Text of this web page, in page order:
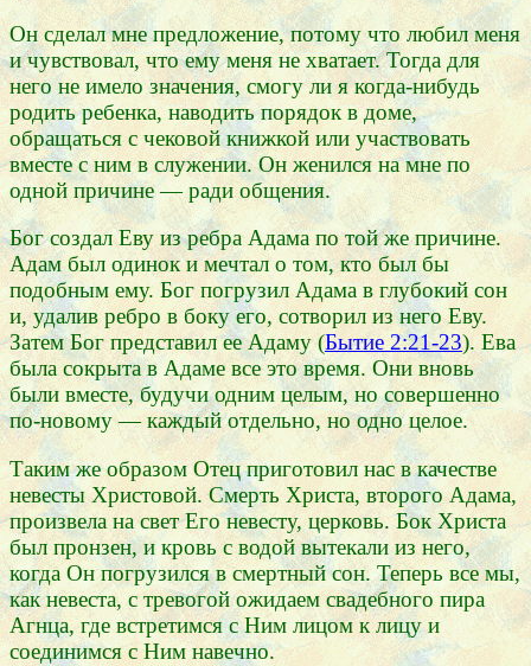
Он сделал мне предложение, потому что любил меня
и чувствовал, что ему меня не хватает. Тогда для
него не имело значения, смогу ли я когда-нибудь
родить ребенка, наводить порядок в доме,
обращаться с чековой книжкой или участвовать
вместе с ним в служении. Он женился на мне по
одной причине — ради общения.
Бог создал Еву из ребра Адама по той же причине.
Адам был одинок и мечтал о том, кто был бы
подобным ему. Бог погрузил Адама в глубокий сон
и, удалив ребро в боку его, сотворил из него Еву.
Затем Бог представил ее Адаму (Бытие 2:21-23). Ева
была сокрыта в Адаме все это время. Они вновь
были вместе, будучи одним целым, но совершенно
по-новому — каждый отдельно, но одно целое.
Таким же образом Отец приготовил нас в качестве
невесты Христовой. Смерть Христа, второго Адама,
произвела на свет Его невесту, церковь. Бок Христа
был пронзен, и кровь с водой вытекали из него,
когда Он погрузился в смертный сон. Теперь все мы,
как невеста, с тревогой ожидаем свадебного пира
Агнца, где встретимся с Ним лицом к лицу и
соединимся с Ним навечно.